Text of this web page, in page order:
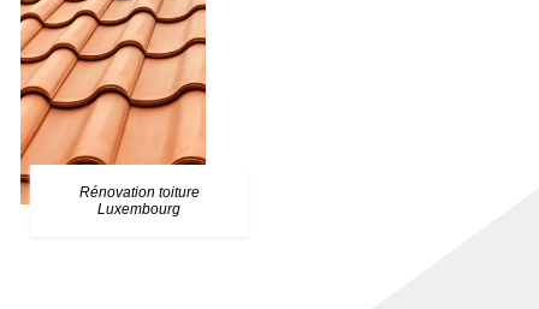
Rénovation toiture
Luxembourg